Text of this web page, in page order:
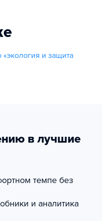
и защита
в лучшие
темпе без
и аналитика